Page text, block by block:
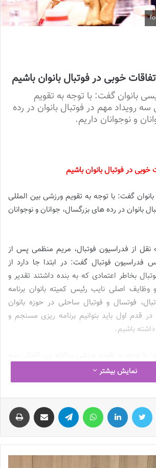
خوبی در فوتبال بانوان باشیم
بانوان گفت: با توجه به تقویم
رویداد مهم در فوتبال بانوان در رده
و نوجوانان داریم.
خوبی در فوتبال بانوان باشیم
گفت: با توجه به تقویم ورزشی بین المللی
بانوان در رده های بزرگسال، جوانان و نوجوانان
نقل از فدراسیون فوتبال، مریم منظمی پس از
فدراسیون فوتبال گفت: در ابتدا جا دارد از
بخاطر اعتمادی که به بنده داشتند تقدیر و
اصلی نایب رئیس کمیته بانوان برنامه
فوتسال و فوتبال ساحلی در حوزه بانوان
قدم اول باید بتوانیم برنامه ریزی مسنجم و
باشیم.
بانوان در رده های بزرگسال، جوانان و نوجوانان
و نوجوانان خود را برای مرحله مقدماتی
کنند. همچنین تیم ملی فوتبال بزرگسال برای
آماده می شوند. در همین راستا باید برنامه
پر قدرت این تیم ها در مسابقات بین المللی
داشته باشیم و کار جلو ببریم. همچنین در اردیبهشت ماه سال 1402
را در پیش داریم.
نمایش بیشتر